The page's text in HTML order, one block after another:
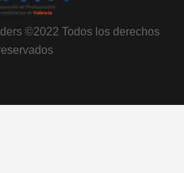
©2022 Todos los derechos